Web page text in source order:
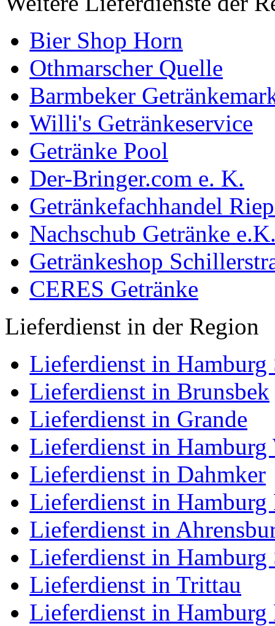
Bier Shop Horn
Othmarscher Quelle
Barmbeker
Willi's Getränkeservice
Getränke Pool
Der-Bringer.com e. K.
Getränkefachhandel
Nachschub Getränke
Getränkeshop
CERES Getränke
Lieferdienst in der Region
Lieferdienst in Hamburg
Lieferdienst in Brunsbek
Lieferdienst in Grande
Lieferdienst in
Lieferdienst in Dahmker
Lieferdienst in
Lieferdienst in
Lieferdienst in
Lieferdienst in Trittau
Lieferdienst in Hamburg